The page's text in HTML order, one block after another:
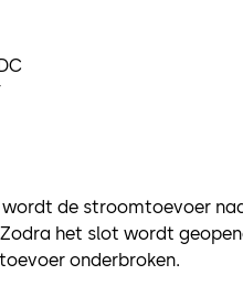
de stroomtoevoer
het slot wordt
onderbroken.